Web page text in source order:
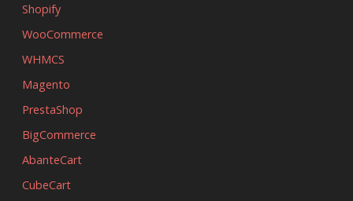
Shopify
WooCommerce
WHMCS
Magento
PrestaShop
BigCommerce
AbanteCart
CubeCart